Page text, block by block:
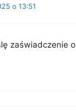
o 13:51
zaświadczenie